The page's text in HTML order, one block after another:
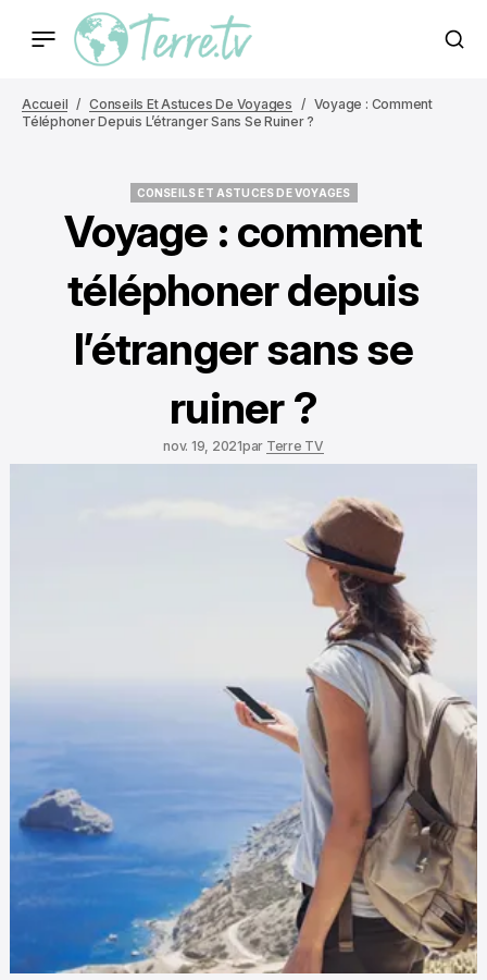
Accueil Conseils Et Astuces De Voyages
Voyage : Comment
Téléphoner Depuis L’étranger Sans Se Ruiner ?
CONSEILS ET ASTUCES DE VOYAGES
Voyage : comment
téléphoner depuis
l’étranger sans se
ruiner ?
nov. 19, 2021par Terre TV